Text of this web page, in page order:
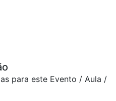
para este Evento / Aula /